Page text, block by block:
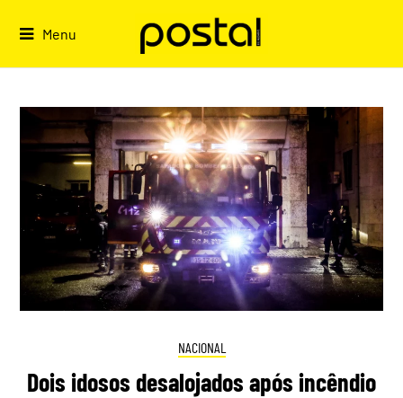
Menu
NACIONAL
Dois idosos desalojados após incêndio